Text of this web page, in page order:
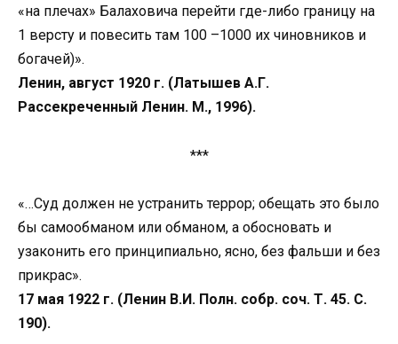
«на плечах» Балаховича перейти где-либо границу на
1 версту и повесить там 100 –1000 их чиновников и
богачей)».
Ленин, август 1920 г. (Латышев А.Г.
Рассекреченный Ленин. М., 1996).
***
«…Суд должен не устранить террор; обещать это было
бы самообманом или обманом, а обосновать и
узаконить его принципиально, ясно, без фальши и без
прикрас».
17 мая 1922 г. (Ленин В.И. Полн. собр. соч. Т. 45. С.
190).